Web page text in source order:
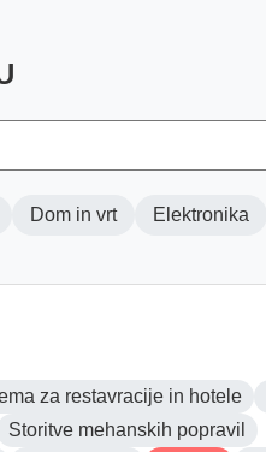
Dom in vrt Elektronika
za restavracije in hotele
Storitve mehanskih popravil